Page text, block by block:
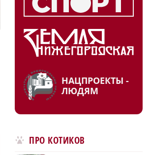
НАЦПРОЕКТЫ -
ЛЮДЯМ
ПРО КОТИКОВ